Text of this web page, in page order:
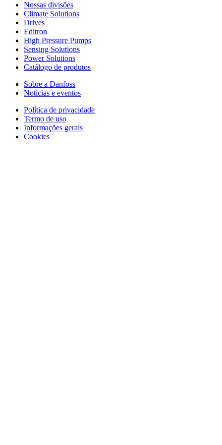
Nossas divisões
Climate Solutions
Drives
Editron
High Pressure Pumps
Sensing Solutions
Power Solutions
Catálogo de produtos
Sobre a Danfoss
Notícias e eventos
Política de privacidade
Termo de uso
Informações gerais
Cookies